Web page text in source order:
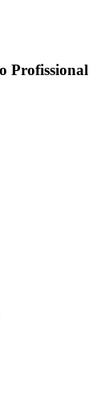
Profissional